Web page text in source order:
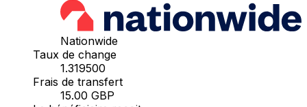
Nationwide
Taux de change
1.319500
Frais de transfert
15.00 GBP